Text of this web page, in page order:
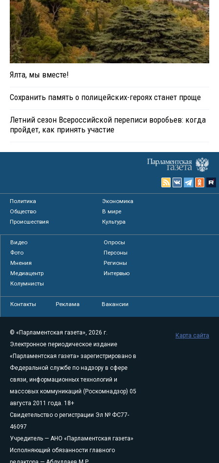
Ялта, мы вместе!
Сохранить память о полицейских-героях станет проще
Летний сезон Всероссийской переписи воробьев: когда
пройдет, как принять участие
Политика
Экономика
Общество
В мире
Происшествия
Культура
Видео
Опросы
Фото
Персоны
Мнения
Регионы
Медиацентр
Интервью
Колумнисты
Контакты Реклама Вакансии
© «Парламентская газета», 2026 г.
Электронное периодическое издание
«Парламентская газета» зарегистрировано в
Федеральной службе по надзору в сфере
связи, информационных технологий и
массовых коммуникаций (Роскомнадзор) 05
августа 2011 года. 18+
Свидетельство о регистрации Эл № ФС77-
46097
Учредитель — АНО «Парламентская газета»
Исполняющий обязанности главного
Карта сайта